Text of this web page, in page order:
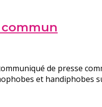
de presse
et handiphobes